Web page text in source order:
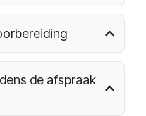
de afspraak